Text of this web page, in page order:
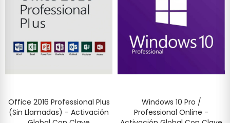
Office 2016 Professional Plus
(Sin Llamadas) - Activación
Windows 10 Pro /
Professional Online -